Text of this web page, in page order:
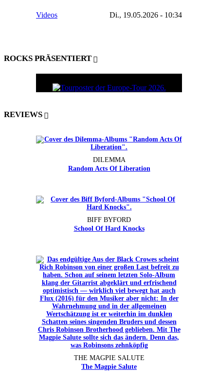
Videos Di., 19.05.2026 - 10:34
ROCKS PRÄSENTIERT
REVIEWS
DILEMMA
Random Acts Of Liberation
BIFF BYFORD
School Of Hard Knocks
THE MAGPIE SALUTE
The Magpie Salute